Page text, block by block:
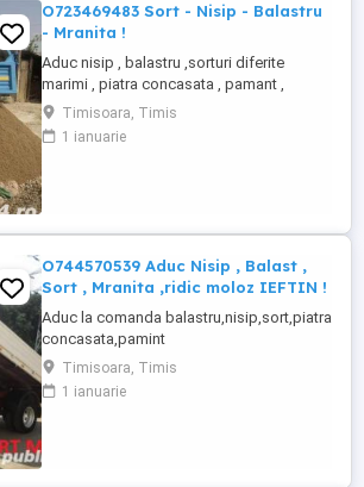
O723469483 Sort - Nisip - Balastru
- Mranita !
Aduc nisip , balastru ,sorturi diferite
marimi , piatra concasata , pamant ,
mranita , ridic moloz vrac sau la sac ,
deseuri , indiferent de cantitate , se
asigura manipulare la nevoie . Preturi la
Timisoara, Timis
1 ianuarie
O744570539 Aduc Nisip , Balast ,
Sort , Mranita ,ridic moloz IEFTIN !
Aduc la comanda balastru,nisip,sort,piatra
concasata,pamint
vegetal,mranita.Debarasam curti,poduri
ridic moloz indiferent de cantitate , cu sau
fara persoanal , transport schele metalice
Timisoara, Timis
1 ianuarie